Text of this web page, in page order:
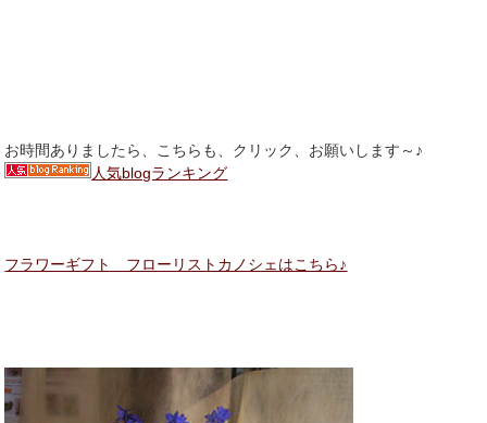
お時間ありましたら、こちらも、クリック、お願いします～♪
人気blogランキング
フラワーギフト フローリストカノシェはこちら♪